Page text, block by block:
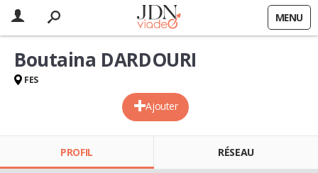
MENU
Ajouter
Boutaina DARDOURI
FES
PROFIL RÉSEAU